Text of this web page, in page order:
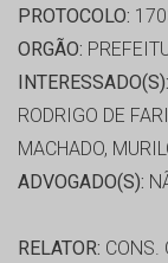
PROTOCOLO:
ORGÃO:
INTERESSADO(S):
RODRIGO DE
MACHADO,
ADVOGADO(S):
RELATOR: CONS.